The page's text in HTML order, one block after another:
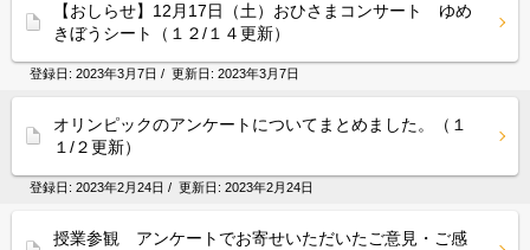
【おしらせ】12月17日（土）おひさまコンサート ゆめ
きぼうシート（１２/１４更新）
登録日: 2023年3月7日 / 更新日: 2023年3月7日
オリンピックのアンケートについてまとめました。（１
１/２更新）
登録日: 2023年2月24日 / 更新日: 2023年2月24日
授業参観 アンケートでお寄せいただいたご意見・ご感